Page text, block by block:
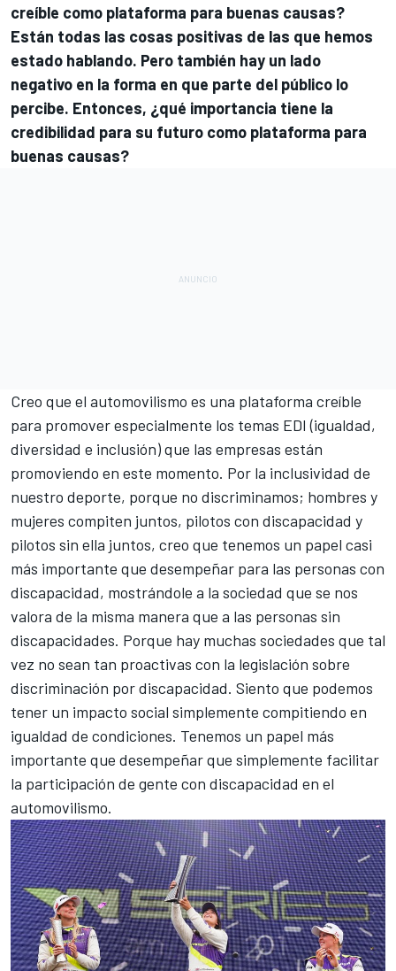
creíble como plataforma para buenas causas?
Están todas las cosas positivas de las que hemos
estado hablando. Pero también hay un lado
negativo en la forma en que parte del público lo
percibe. Entonces, ¿qué importancia tiene la
credibilidad para su futuro como plataforma para
buenas causas?
Creo que el automovilismo es una plataforma creíble
para promover especialmente los temas EDI (igualdad,
diversidad e inclusión) que las empresas están
promoviendo en este momento. Por la inclusividad de
nuestro deporte, porque no discriminamos; hombres y
mujeres compiten juntos, pilotos con discapacidad y
pilotos sin ella juntos, creo que tenemos un papel casi
más importante que desempeñar para las personas con
discapacidad, mostrándole a la sociedad que se nos
valora de la misma manera que a las personas sin
discapacidades. Porque hay muchas sociedades que tal
vez no sean tan proactivas con la legislación sobre
discriminación por discapacidad. Siento que podemos
tener un impacto social simplemente compitiendo en
igualdad de condiciones. Tenemos un papel más
importante que desempeñar que simplemente facilitar
la participación de gente con discapacidad en el
automovilismo.